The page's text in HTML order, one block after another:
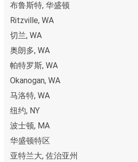
布鲁斯特, 华盛顿
Ritzville, WA
切兰, WA
奥朗多, WA
帕特罗斯, WA
Okanogan, WA
马洛特, WA
纽约, NY
波士顿, MA
华盛顿特区
亚特兰大, 佐治亚州